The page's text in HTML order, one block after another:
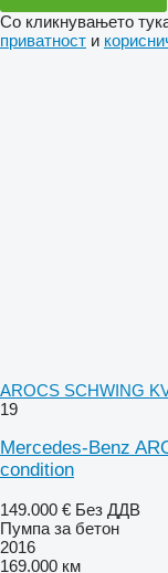
Со кликнувањето
приватност и
AROCS SCHWING
19
Mercedes-Benz
condition
149.000 € Без ДДВ
Пумпа за бетон
2016
169.000 км